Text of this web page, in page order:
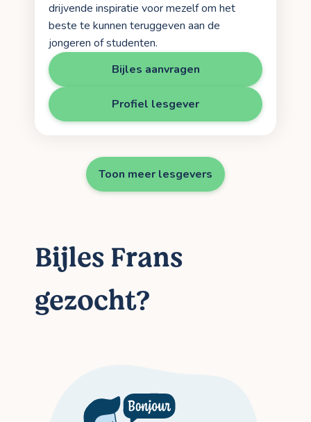
drijvende inspiratie voor mezelf om het
beste te kunnen teruggeven aan de
jongeren of studenten.
Bijles aanvragen
Profiel lesgever
Toon meer lesgevers
Bijles Frans
gezocht?